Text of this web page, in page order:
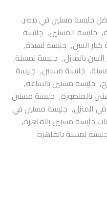
جليسة مسنين في مصر,
, جليسة المسنين, جليسة
كبار السن, جليسة لسيدة,
بالمنزل, جليسة لمسنة,
, جليسة مسنين, جليسة
, جليسة مسنين بالساعة,
بالمنصورة, جليسة مسنين
المنزل, جليسة مسنين في
جليسة مسنين بالقاهرة,
لمسنة بالقاهرة